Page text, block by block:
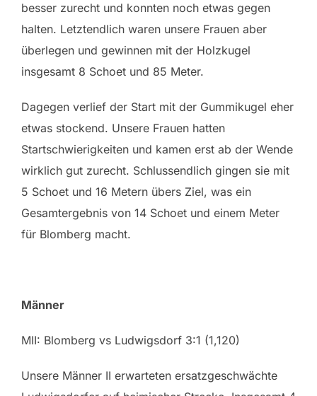
besser zurecht und konnten noch etwas gegen
halten. Letztendlich waren unsere Frauen aber
überlegen und gewinnen mit der Holzkugel
insgesamt 8 Schoet und 85 Meter.
Dagegen verlief der Start mit der Gummikugel eher
etwas stockend. Unsere Frauen hatten
Startschwierigkeiten und kamen erst ab der Wende
wirklich gut zurecht. Schlussendlich gingen sie mit
5 Schoet und 16 Metern übers Ziel, was ein
Gesamtergebnis von 14 Schoet und einem Meter
für Blomberg macht.
Männer
MII: Blomberg vs Ludwigsdorf 3:1 (1,120)
Unsere Männer II erwarteten ersatzgeschwächte